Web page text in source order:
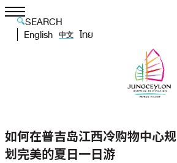
SEARCH
English
中文 ไทย
如何在普吉岛江西冷购物中心规
划完美的夏日一日游